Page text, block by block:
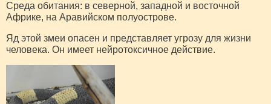
Среда обитания: в северной, западной и восточной
Африке, на Аравийском полуострове.
Яд этой змеи опасен и представляет угрозу для жизни
человека. Он имеет нейротоксичное действие.